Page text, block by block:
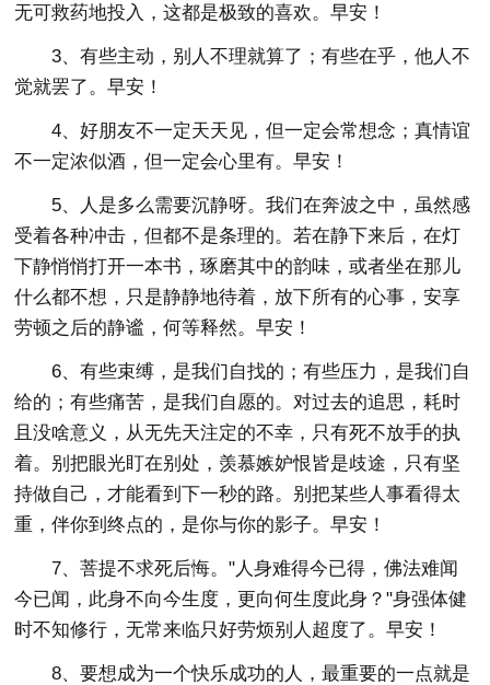
无可救药地投入，这都是极致的喜欢。早安！
3、有些主动，别人不理就算了；有些在乎，他人不
觉就罢了。早安！
4、好朋友不一定天天见，但一定会常想念；真情谊
不一定浓似酒，但一定会心里有。早安！
5、人是多么需要沉静呀。我们在奔波之中，虽然感
受着各种冲击，但都不是条理的。若在静下来后，在灯
下静悄悄打开一本书，琢磨其中的韵味，或者坐在那儿
什么都不想，只是静静地待着，放下所有的心事，安享
劳顿之后的静谧，何等释然。早安！
6、有些束缚，是我们自找的；有些压力，是我们自
给的；有些痛苦，是我们自愿的。对过去的追思，耗时
且没啥意义，从无先天注定的不幸，只有死不放手的执
着。别把眼光盯在别处，羡慕嫉妒恨皆是歧途，只有坚
持做自己，才能看到下一秒的路。别把某些人事看得太
重，伴你到终点的，是你与你的影子。早安！
7、菩提不求死后悔。"人身难得今已得，佛法难闻
今已闻，此身不向今生度，更向何生度此身？"身强体健
时不知修行，无常来临只好劳烦别人超度了。早安！
8、要想成为一个快乐成功的人，最重要的一点就是